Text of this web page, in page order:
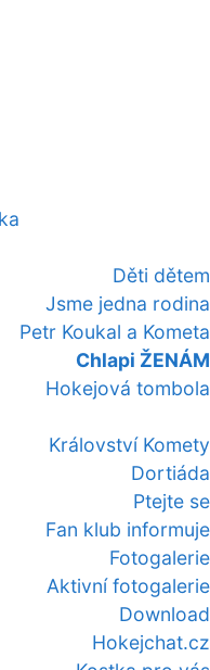
Děti dětem
Jsme jedna rodina
Petr Koukal a Kometa
Chlapi ŽENÁM
Hokejová tombola
Království Komety
Dortiáda
Ptejte se
Fan klub informuje
Fotogalerie
Aktivní fotogalerie
Download
Hokejchat.cz